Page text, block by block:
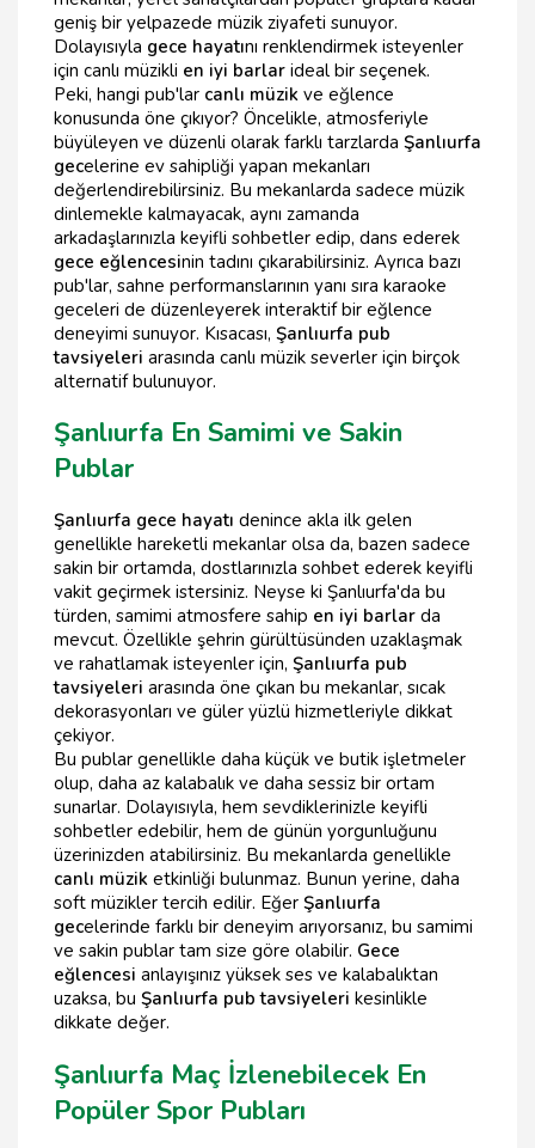
geniş bir yelpazede müzik ziyafeti sunuyor.
Dolayısıyla gece hayatını renklendirmek isteyenler
için canlı müzikli en iyi barlar ideal bir seçenek.
Peki, hangi pub'lar canlı müzik ve eğlence
konusunda öne çıkıyor? Öncelikle, atmosferiyle
büyüleyen ve düzenli olarak farklı tarzlarda Şanlıurfa
gecelerine ev sahipliği yapan mekanları
değerlendirebilirsiniz. Bu mekanlarda sadece müzik
dinlemekle kalmayacak, aynı zamanda
arkadaşlarınızla keyifli sohbetler edip, dans ederek
gece eğlencesinin tadını çıkarabilirsiniz. Ayrıca bazı
pub'lar, sahne performanslarının yanı sıra karaoke
geceleri de düzenleyerek interaktif bir eğlence
deneyimi sunuyor. Kısacası, Şanlıurfa pub
tavsiyeleri arasında canlı müzik severler için birçok
alternatif bulunuyor.
Şanlıurfa En Samimi ve Sakin
Publar
Şanlıurfa gece hayatı denince akla ilk gelen
genellikle hareketli mekanlar olsa da, bazen sadece
sakin bir ortamda, dostlarınızla sohbet ederek keyifli
vakit geçirmek istersiniz. Neyse ki Şanlıurfa'da bu
türden, samimi atmosfere sahip en iyi barlar da
mevcut. Özellikle şehrin gürültüsünden uzaklaşmak
ve rahatlamak isteyenler için, Şanlıurfa pub
tavsiyeleri arasında öne çıkan bu mekanlar, sıcak
dekorasyonları ve güler yüzlü hizmetleriyle dikkat
çekiyor.
Bu publar genellikle daha küçük ve butik işletmeler
olup, daha az kalabalık ve daha sessiz bir ortam
sunarlar. Dolayısıyla, hem sevdiklerinizle keyifli
sohbetler edebilir, hem de günün yorgunluğunu
üzerinizden atabilirsiniz. Bu mekanlarda genellikle
canlı müzik etkinliği bulunmaz. Bunun yerine, daha
soft müzikler tercih edilir. Eğer Şanlıurfa
gecelerinde farklı bir deneyim arıyorsanız, bu samimi
ve sakin publar tam size göre olabilir. Gece
eğlencesi anlayışınız yüksek ses ve kalabalıktan
uzaksa, bu Şanlıurfa pub tavsiyeleri kesinlikle
dikkate değer.
Şanlıurfa Maç İzlenebilecek En
Popüler Spor Pubları